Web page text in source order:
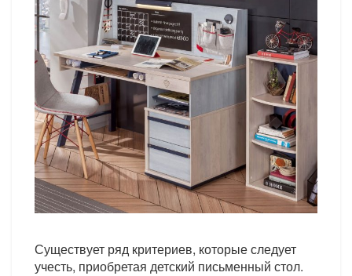
Существует ряд критериев, которые следует
учесть, приобретая детский письменный стол.